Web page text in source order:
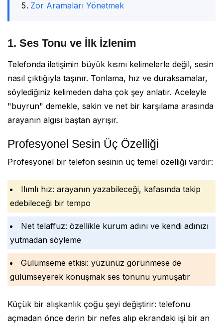
Zor Aramaları Yönetmek
1. Ses Tonu ve İlk İzlenim
Telefonda iletişimin büyük kısmı kelimelerle değil, sesin
nasıl çıktığıyla taşınır. Tonlama, hız ve duraksamalar,
söylediğiniz kelimeden daha çok şey anlatır. Aceleyle
"buyrun" demekle, sakin ve net bir karşılama arasında
arayanın algısı baştan ayrışır.
Profesyonel Sesin Üç Özelliği
Profesyonel bir telefon sesinin üç temel özelliği vardır:
Ilımlı hız: arayanın yazabileceği, kafasında takip
edebileceği bir tempo
Net telaffuz: özellikle kurum adını ve kendi adınızı
yutmadan söyleme
Gülümseme etkisi: yüzünüz görünmese de
gülümseyerek konuşmak ses tonunu yumuşatır
Küçük bir alışkanlık çoğu şeyi değiştirir: telefonu
açmadan önce derin bir nefes alıp ekrandaki işi bir an